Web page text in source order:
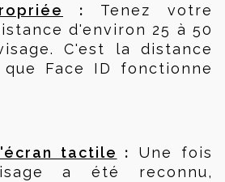
: Tenez votre
d'environ 25 à 50
C'est la distance
Face ID fonctionne
tactile :
Une fois
a été reconnu,